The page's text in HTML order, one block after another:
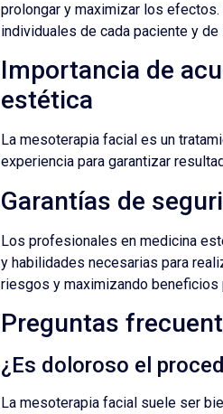
prolongar y maximizar los
individuales de cada paciente y de
Importancia de
estética
La mesoterapia facial es un
experiencia para garantizar
Garantías de
Los profesionales en medicina
y habilidades necesarias para
riesgos y maximizando beneficios
Preguntas
¿Es doloroso el
La mesoterapia facial suele ser